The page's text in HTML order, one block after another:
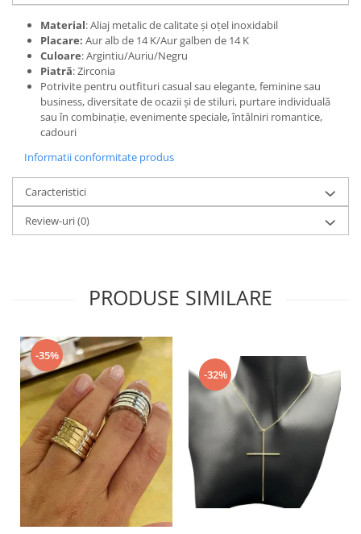
Material: Aliaj metalic de calitate și oțel inoxidabil
Placare: Aur alb de 14 K/Aur galben de 14 K
Culoare: Argintiu/Auriu/Negru
Piatră: Zirconia
Potrivite pentru outfituri casual sau elegante, feminine sau
business, diversitate de ocazii și de stiluri, purtare individuală
sau în combinație, evenimente speciale, întâlniri romantice,
cadouri
Informatii conformitate produs
Caracteristici
Review-uri(0)
PRODUSE SIMILARE
-35%
-32%